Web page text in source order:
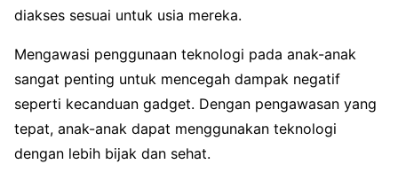
diakses sesuai untuk usia mereka.
Mengawasi penggunaan teknologi pada anak-anak
sangat penting untuk mencegah dampak negatif
seperti kecanduan gadget. Dengan pengawasan yang
tepat, anak-anak dapat menggunakan teknologi
dengan lebih bijak dan sehat.